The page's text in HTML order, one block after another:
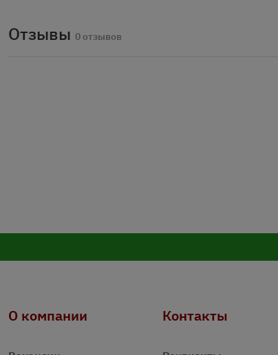
Отзывы 0 отзывов
О компании Контакты